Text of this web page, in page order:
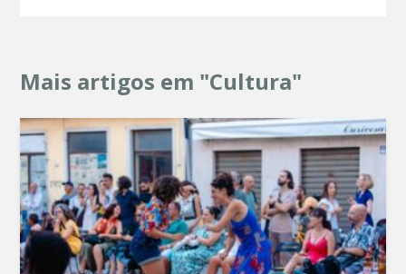
Mais artigos em "Cultura"